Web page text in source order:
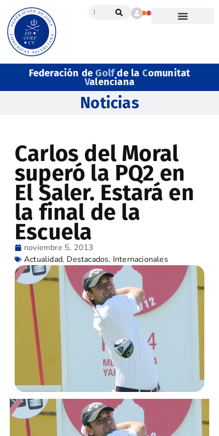
Federación deGolfde la Comunitat
Valenciana
Noticias
Carlos del Moral
superó la PQ2 en
El Saler. Estará en
la final de la
Escuela
noviembre 5, 2013
Actualidad, Destacados, Internacionales